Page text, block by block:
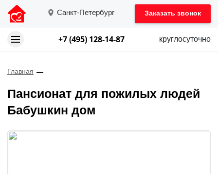
Санкт-Петербург Заказать звонок
+7 (495) 128-14-87 круглосуточно
Главная
Пансионат для пожилых людей
Бабушкин дом